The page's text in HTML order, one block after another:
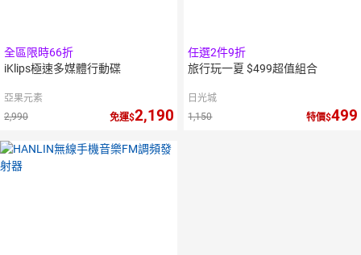
全區限時66折
iKlips極速多媒體行動碟
亞果元素
2,990
免運 2,190
任選2件9折
旅行玩一夏 $499超值組合
日光城
1,150
特價 499